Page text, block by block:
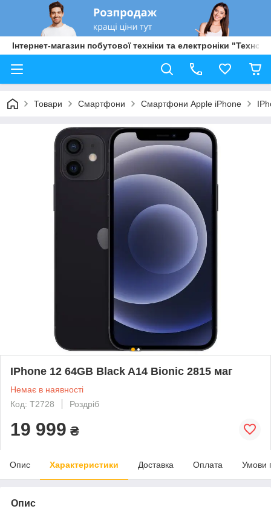
Інтернет-магазин побутової техніки та електроніки "Техно
Товари Смартфони Смартфони Apple iPhone
IPhone 12 64GB Black A14 Bionic 2815 маг
Немає в наявності
Код: T2728
Роздріб
19 999 ₴
Опис Характеристики Доставка Оплата Умови
Опис